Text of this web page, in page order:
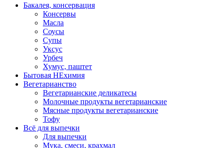
Бакалея, консервация
Консервы
Масла
Соусы
Супы
Уксус
Урбеч
Хумус, паштет
Бытовая НЕхимия
Вегетарианство
Вегетарианские деликатесы
Молочные продукты вегетарианские
Мясные продукты вегетарианские
Тофу
Всё для выпечки
Для выпечки
Мука, смеси, крахмал